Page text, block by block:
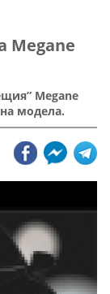
Megane
Megane
модела.